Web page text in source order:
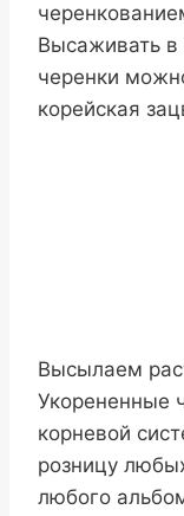
Высаживать в
черенки
корейская
Высылаем
Укорененные
корневой
розницу
любого